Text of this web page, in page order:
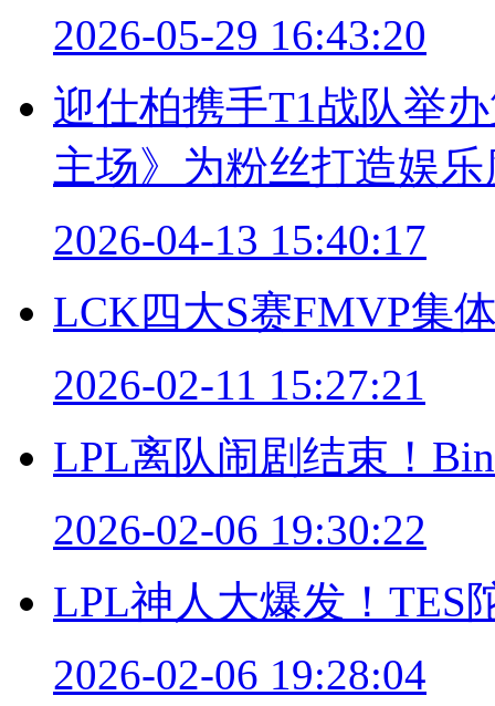
2026-05-29 16:43:20
迎仕柏携手T1战队举
主场》为粉丝打造娱
2026-04-13 15:40:17
LCK四大S赛FMVP集
2026-02-11 15:27:21
LPL离队闹剧结束！
2026-02-06 19:30:22
LPL神人大爆发！TES
2026-02-06 19:28:04